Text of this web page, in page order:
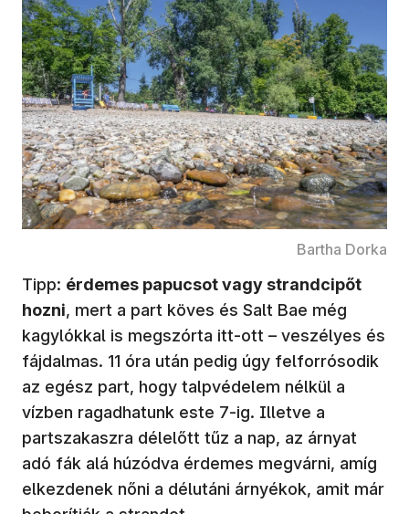
Bartha Dorka
Tipp: érdemes papucsot vagy strandcipőt
hozni, mert a part köves és Salt Bae még
kagylókkal is megszórta itt-ott – veszélyes és
fájdalmas. 11 óra után pedig úgy felforrósodik
az egész part, hogy talpvédelem nélkül a
vízben ragadhatunk este 7-ig. Illetve a
partszakaszra délelőtt tűz a nap, az árnyat
adó fák alá húzódva érdemes megvárni, amíg
elkezdenek nőni a délutáni árnyékok, amit már